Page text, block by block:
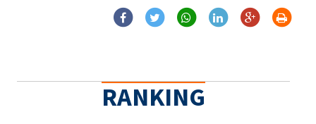
RANKING